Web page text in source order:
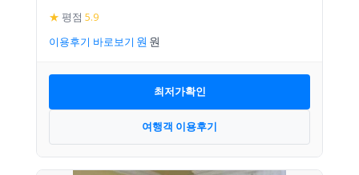
★ 평점 5.9
이용후기 바로보기
최저가확인
여행객 이용후기